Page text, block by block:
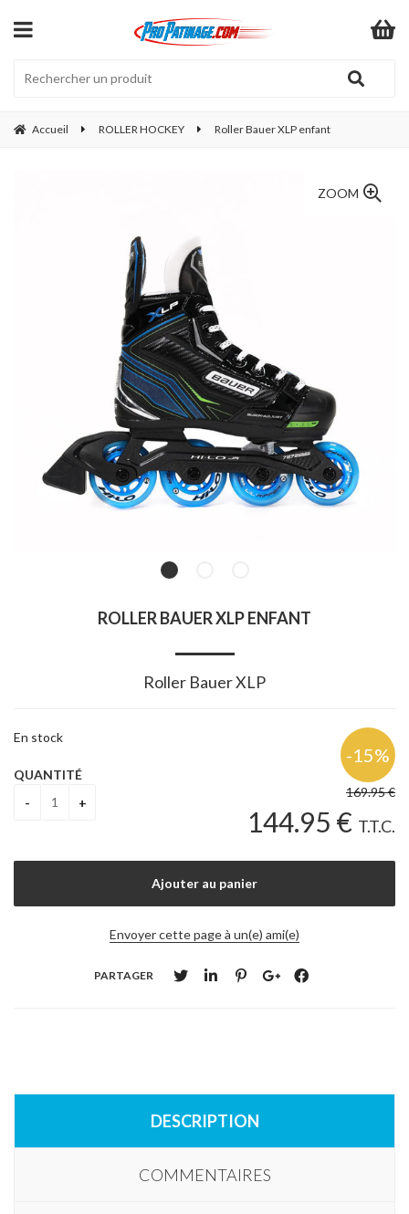
Accueil ROLLER HOCKEY Roller Bauer XLP enfant
ZOOM
ROLLER BAUER XLP ENFANT
Roller Bauer XLP
169.95€
144.95 € T.T.C.
En stock
QUANTITÉ
Envoyer cette page à un(e) ami(e)
PARTAGER
DESCRIPTION
COMMENTAIRES